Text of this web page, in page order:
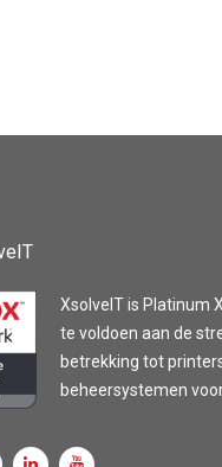
XsolveIT is Platinum
te voldoen aan de
betrekking tot
beheersystemen